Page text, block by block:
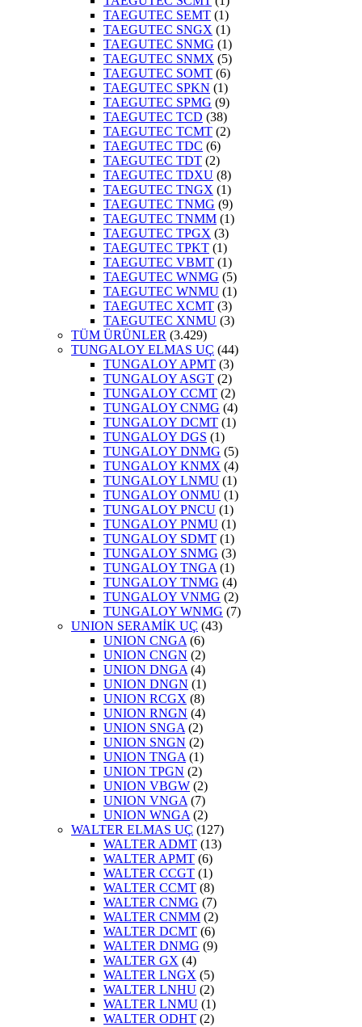
TAEGUTEC SEMT (1)
TAEGUTEC SNGX (1)
TAEGUTEC SNMG (1)
TAEGUTEC SNMX (5)
TAEGUTEC SOMT (6)
TAEGUTEC SPKN (1)
TAEGUTEC SPMG (9)
TAEGUTEC TCD (38)
TAEGUTEC TCMT (2)
TAEGUTEC TDC (6)
TAEGUTEC TDT (2)
TAEGUTEC TDXU (8)
TAEGUTEC TNGX (1)
TAEGUTEC TNMG (9)
TAEGUTEC TNMM (1)
TAEGUTEC TPGX (3)
TAEGUTEC TPKT (1)
TAEGUTEC VBMT (1)
TAEGUTEC WNMG (5)
TAEGUTEC WNMU (1)
TAEGUTEC XCMT (3)
TAEGUTEC XNMU (3)
TÜM ÜRÜNLER (3.429)
TUNGALOY ELMAS UÇ (44)
TUNGALOY APMT (3)
TUNGALOY ASGT (2)
TUNGALOY CCMT (2)
TUNGALOY CNMG (4)
TUNGALOY DCMT (1)
TUNGALOY DGS (1)
TUNGALOY DNMG (5)
TUNGALOY KNMX (4)
TUNGALOY LNMU (1)
TUNGALOY ONMU (1)
TUNGALOY PNCU (1)
TUNGALOY PNMU (1)
TUNGALOY SDMT (1)
TUNGALOY SNMG (3)
TUNGALOY TNGA (1)
TUNGALOY TNMG (4)
TUNGALOY VNMG (2)
TUNGALOY WNMG (7)
UNION SERAMİK UÇ (43)
UNION CNGA (6)
UNION CNGN (2)
UNION DNGA (4)
UNION DNGN (1)
UNION RCGX (8)
UNION RNGN (4)
UNION SNGA (2)
UNION SNGN (2)
UNION TNGA (1)
UNION TPGN (2)
UNION VBGW (2)
UNION VNGA (7)
UNION WNGA (2)
WALTER ELMAS UÇ (127)
WALTER ADMT (13)
WALTER APMT (6)
WALTER CCGT (1)
WALTER CCMT (8)
WALTER CNMG (7)
WALTER CNMM (2)
WALTER DCMT (6)
WALTER DNMG (9)
WALTER GX (4)
WALTER LNGX (5)
WALTER LNHU (2)
WALTER LNMU (1)
WALTER ODHT (2)